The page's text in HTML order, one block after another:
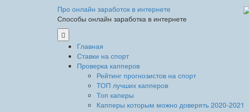
Про онлайн заработок в интернете
Способы онлайн заработка в интернете
Главная
Ставки на спорт
Проверка капперов
Рейтинг прогнозистов на спорт
ТОП лучших капперов
Топ каперы
Капперы которым можно доверять 2020-2021